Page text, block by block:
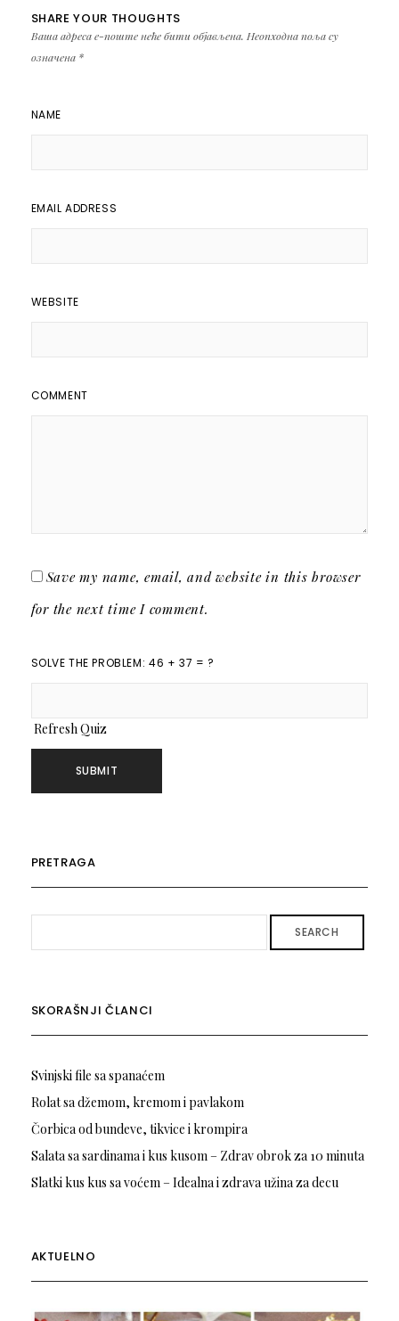
SHARE YOUR THOUGHTS
Ваша адреса е-поште неће бити објављена. Неопходна поља су
означена *
NAME
EMAIL ADDRESS
WEBSITE
COMMENT
Save my name, email, and website in this browser
for the next time I comment.
SOLVE THE PROBLEM: 46 + 37 = ?
Refresh Quiz
PRETRAGA
SEARCH
SKORAŠNJI ČLANCI
Svinjski file sa spanaćem
Rolat sa džemom, kremom i pavlakom
Čorbica od bundeve, tikvice i krompira
Salata sa sardinama i kus kusom – Zdrav obrok za 10 minuta
Slatki kus kus sa voćem – Idealna i zdrava užina za decu
AKTUELNO